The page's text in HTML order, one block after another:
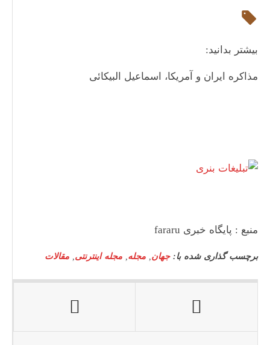
بیشتر بدانید:
مذاکره ایران و آمریکا، اسماعیل البیکائی
منبع : پایگاه خبری fararu
برچسب گذاری شده با: جهان مجله مجله اینترنتی مقالات